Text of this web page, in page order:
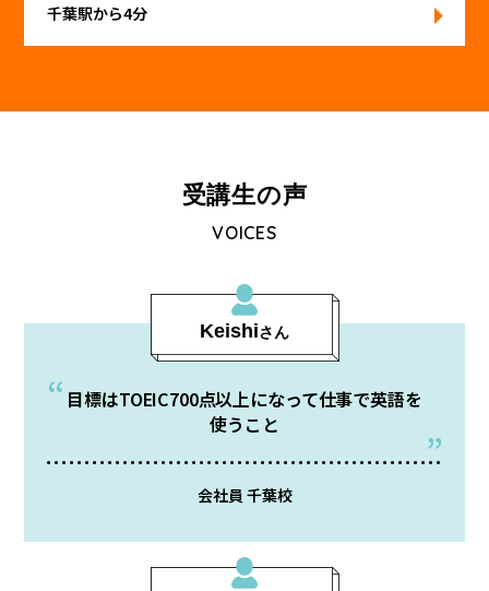
千葉駅から4分
受講⽣の声
VOICES
Keishiさん
⽬標はTOEIC700点以上になって仕事で英語を
使うこと
会社員 千葉校